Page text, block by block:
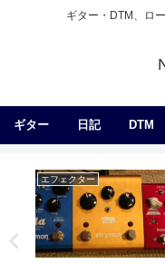
ギター・DTM、ロ
ギター 日記 DTM
エフェクター